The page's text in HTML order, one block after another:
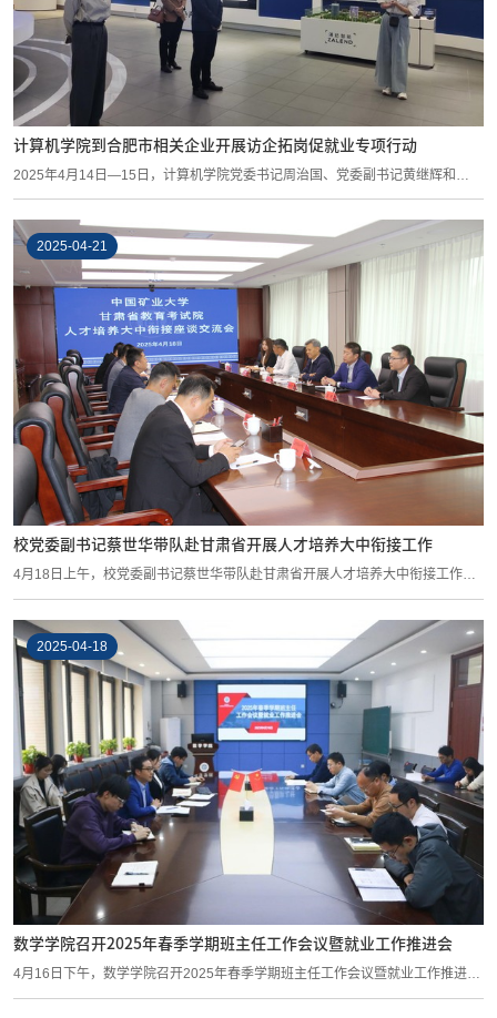
计算机学院到合肥市相关企业开展访企拓岗促就业专项行动
2025年4月14日—15日，计算机学院党委书记周治国、党委副书记黄继辉和
2025-04-21
校党委副书记蔡世华带队赴甘肃省开展人才培养大中衔接工作
4月18日上午，校党委副书记蔡世华带队赴甘肃省开展人才培养大中衔接工作，
2025-04-18
数学学院召开2025年春季学期班主任工作会议暨就业工作推进会
4月16日下午，数学学院召开2025年春季学期班主任工作会议暨就业工作推进